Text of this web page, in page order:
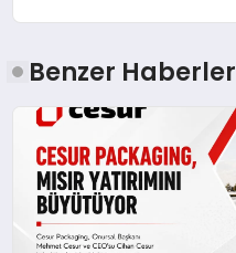
Benzer Haberler